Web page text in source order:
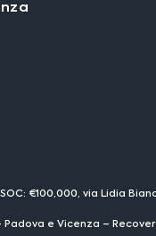
SOC: €100,000, via Lidia
Padova e Vicenza –